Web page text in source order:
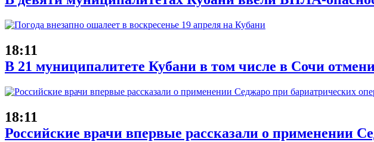
18:11
В 21 муниципалитете Кубани в том числе в Сочи
18:11
Российские врачи впервые рассказали о применении